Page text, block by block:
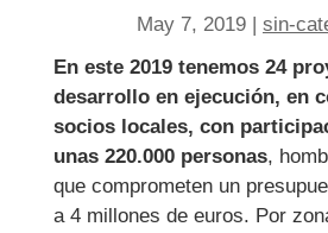
May 7, 2019| sin-
En este 2019 tenemos 24
desarrollo en ejecución, en
socios locales, con
unas 220.000 personas,
que comprometen un
a 4 millones de euros. Por